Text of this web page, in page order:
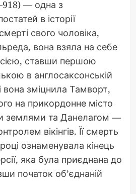
— одна з
в історії
свого чоловіка,
вона взяла на себе
ставши першою
в англосаксонській
вона зміцнила Тамворт,
на прикордонне місто
землями та Данелагом —
вікінгів. Її смерть
ознаменувала кінець
яка була приєднана до
початок об’єднаній